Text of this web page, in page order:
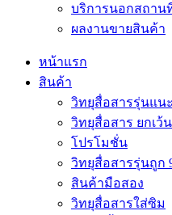
บริการนอกสถาน
ผลงานขายสินค้า
หน้าแรก
สินค้า
วิทยุสื่อสารรุ่นแน
วิทยุสื่อสาร ยกเว้
โปรโมชั่น
วิทยุสื่อสารรุ่นถูก
สินค้ามือสอง
วิทยุสื่อสารใส่ซิม